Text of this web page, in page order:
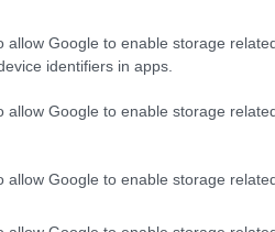
allow Google to enable storage
identifiers in apps.
allow Google to enable storage
allow Google to enable storage
της επίκαιρης ερώτησης
πλήρης έλεγχος του